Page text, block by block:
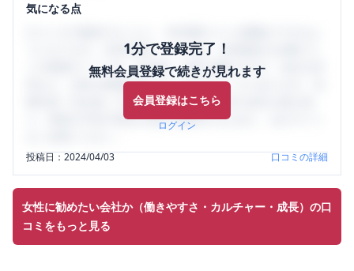
気になる点
1分で登録完了！
無料会員登録で続きが見れます
会員登録はこちら
ログイン
うになります。SHEHUB(シーハブ)は、女性限定の企業口コ
ミの投稿サイトです。給与面・女性の働きやすさ・会社の評
判など、女性の転職は気にすべき点がたくさんあります。先
輩社員（元社員）の口コミを通して、本当の会社の姿を知
り、将来の不安や現在の悩みを解消するために、ぜひサイト
投稿日：2024/04/03 口コミの詳細
女性に勧めたい会社か（働きやすさ・カルチャー・成長）の口
コミをもっと見る